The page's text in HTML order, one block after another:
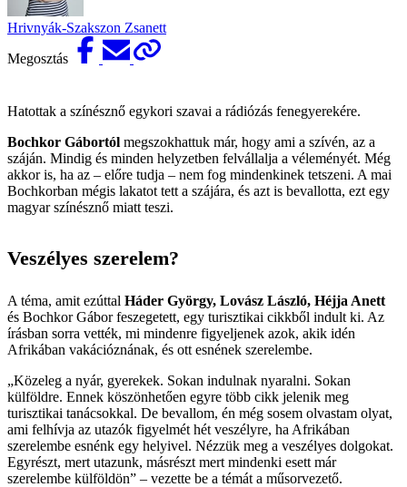
Hrivnyák-Szakszon Zsanett
Megosztás
Hatottak a színésznő egykori szavai a rádiózás fenegyerekére.
Bochkor Gábortól megszokhattuk már, hogy ami a szívén, az a
száján. Mindig és minden helyzetben felvállalja a véleményét. Még
akkor is, ha az – előre tudja – nem fog mindenkinek tetszeni. A mai
Bochkorban mégis lakatot tett a szájára, és azt is bevallotta, ezt egy
magyar színésznő miatt teszi.
Veszélyes szerelem?
A téma, amit ezúttal Háder György, Lovász László, Héjja Anett
és Bochkor Gábor feszegetett, egy turisztikai cikkből indult ki. Az
írásban sorra vették, mi mindenre figyeljenek azok, akik idén
Afrikában vakációznának, és ott esnének szerelembe.
„Közeleg a nyár, gyerekek. Sokan indulnak nyaralni. Sokan
külföldre. Ennek köszönhetően egyre több cikk jelenik meg
turisztikai tanácsokkal. De bevallom, én még sosem olvastam olyat,
ami felhívja az utazók figyelmét hét veszélyre, ha Afrikában
szerelembe esnénk egy helyivel. Nézzük meg a veszélyes dolgokat.
Egyrészt, mert utazunk, másrészt mert mindenki esett már
szerelembe külföldön” – vezette be a témát a műsorvezető.